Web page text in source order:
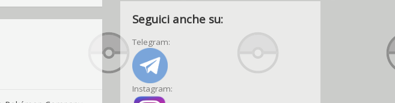
Seguici anche su:
Telegram:
Instagram: